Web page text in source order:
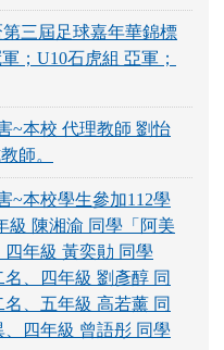
第三屆足球嘉年華錦標
；U10石虎組 亞軍；
~本校 代理教師 劉怡
師。
~本校學生參加112學
級 陳湘渝 同學「阿美
年級 黃奕勛 同學
名、四年級 劉彥醇 同
、五年級 高若薰 同
四年級 曾語彤 同學